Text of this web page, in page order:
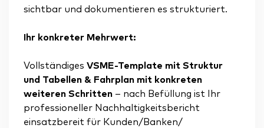
sichtbar und dokumentieren es strukturiert.
Ihr konkreter Mehrwert:
Vollständiges VSME-Template mit Struktur
und Tabellen & Fahrplan mit konkreten
weiteren Schritten – nach Befüllung ist Ihr
professioneller Nachhaltigkeitsbericht
einsatzbereit für Kunden/Banken/